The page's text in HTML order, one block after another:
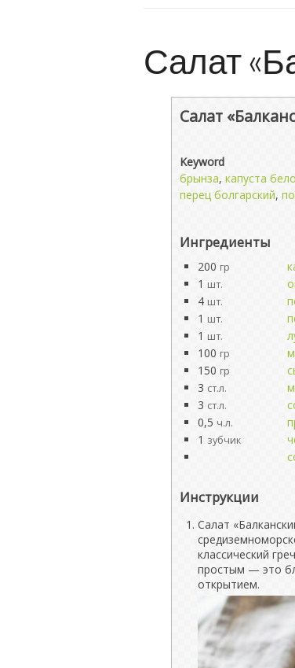
Салат
Салат
Keyword
брынза, капуста
перец болгарский,
Ингредиенты
200 гр
1 шт.
4 шт.
1 шт.
1 шт.
100 гр
150 гр
3 ст.л.
3 ст.л.
0,5 ч.л.
1 зубчик
Инструкции
Салат
классический
простым — это
открытием.